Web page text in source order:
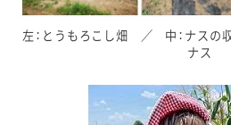
左：とうもろこし畑 ／ 中：ナスの
ナス